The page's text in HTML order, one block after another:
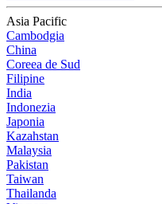
Asia Pacific
Cambodgia
China
Coreea de Sud
Filipine
India
Indonezia
Japonia
Kazahstan
Malaysia
Pakistan
Taiwan
Thailanda